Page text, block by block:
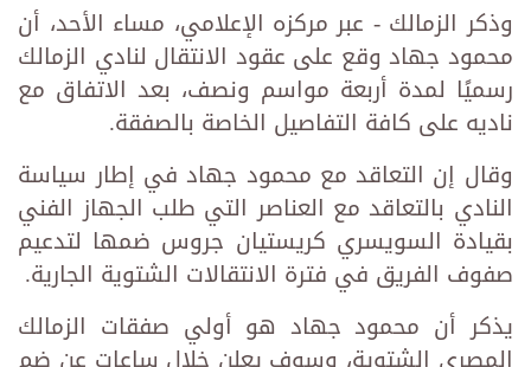
وذكر الزمالك - عبر مركزه الإعلامي، مساء الأحد، أن
محمود جهاد وقع على عقود الانتقال لنادي الزمالك
رسميًا لمدة أربعة مواسم ونصف، بعد الاتفاق مع
ناديه على كافة التفاصيل الخاصة بالصفقة.
وقال إن التعاقد مع محمود جهاد في إطار سياسة
النادي بالتعاقد مع العناصر التي طلب الجهاز الفني
بقيادة السويسري كريستيان جروس ضمها لتدعيم
صفوف الفريق في فترة الانتقالات الشتوية الجارية.
يذكر أن محمود جهاد هو أولي صفقات الزمالك